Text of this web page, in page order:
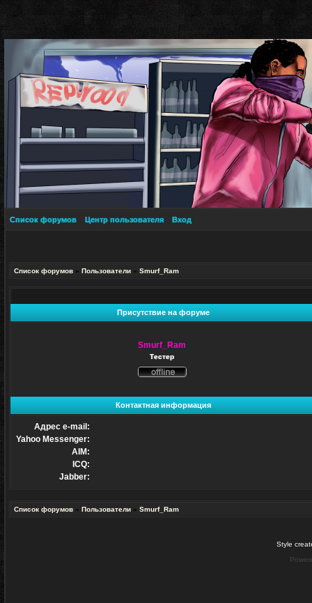
Список форумов Центр пользователя Вход
Список форумов » Пользователи » Smurf_Ram
Присутствие на форуме
Smurf_Ram
Тестер
сети
Контактная информация
Адрес e-mail:
Yahoo Messenger:
AIM:
ICQ:
Jabber:
Список форумов » Пользователи » Smurf_Ram
Style